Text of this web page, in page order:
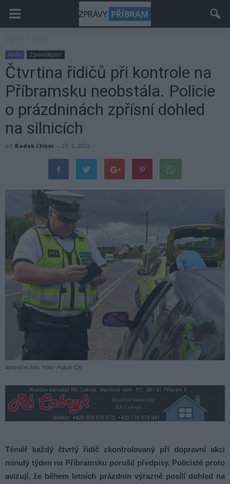
Krimi Zpravodajství
Čtvrtina řidičů při kontrole na
Příbramsku neobstála. Policie
o prázdninách zpřísní dohled
na silnicích
od Radek Ctibor - 23. 6. 2026
Ilustrační foto. Foto: Policie ČR
Téměř každý čtvrtý řidič zkontrolovaný při dopravní akci
minulý týden na Příbramsku porušil předpisy. Policisté proto
avizují, že během letních prázdnin výrazně posílí dohled na